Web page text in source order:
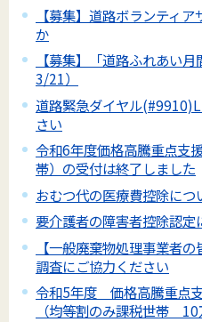
【募集】道路ボランティ
か
【募集】「道路ふれあい
3/21）
道路緊急ダイヤル
さい
令和6年度価格高騰重点支
帯）の受付は終了しました
おむつ代の医療費控除につ
要介護者の障害者控除認定
【一般廃棄物処理事業者
調査にご協力ください
令和5年度 価格高騰重点
（均等割のみ課税世帯 10